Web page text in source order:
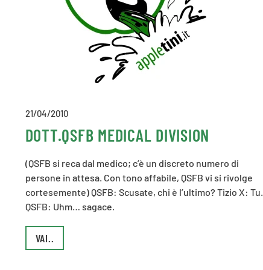
21/04/2010
DOTT.QSFB MEDICAL DIVISION
(QSFB si reca dal medico; c’è un discreto numero di
persone in attesa. Con tono affabile, QSFB vi si rivolge
cortesemente) QSFB: Scusate, chi è l’ultimo? Tizio X: Tu.
QSFB: Uhm… sagace.
VAI..